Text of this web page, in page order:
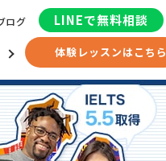
体験レッスンはこちら
ログ LINEで無料相談